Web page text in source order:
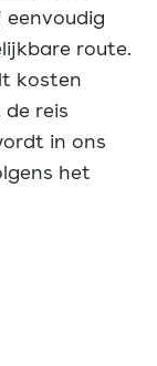
route.
kosten
reis
in ons
het